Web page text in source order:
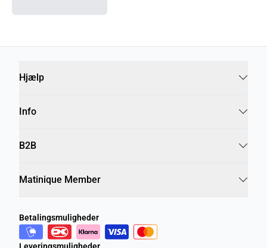
Hjælp
Info
B2B
Matinique Member
Betalingsmuligheder